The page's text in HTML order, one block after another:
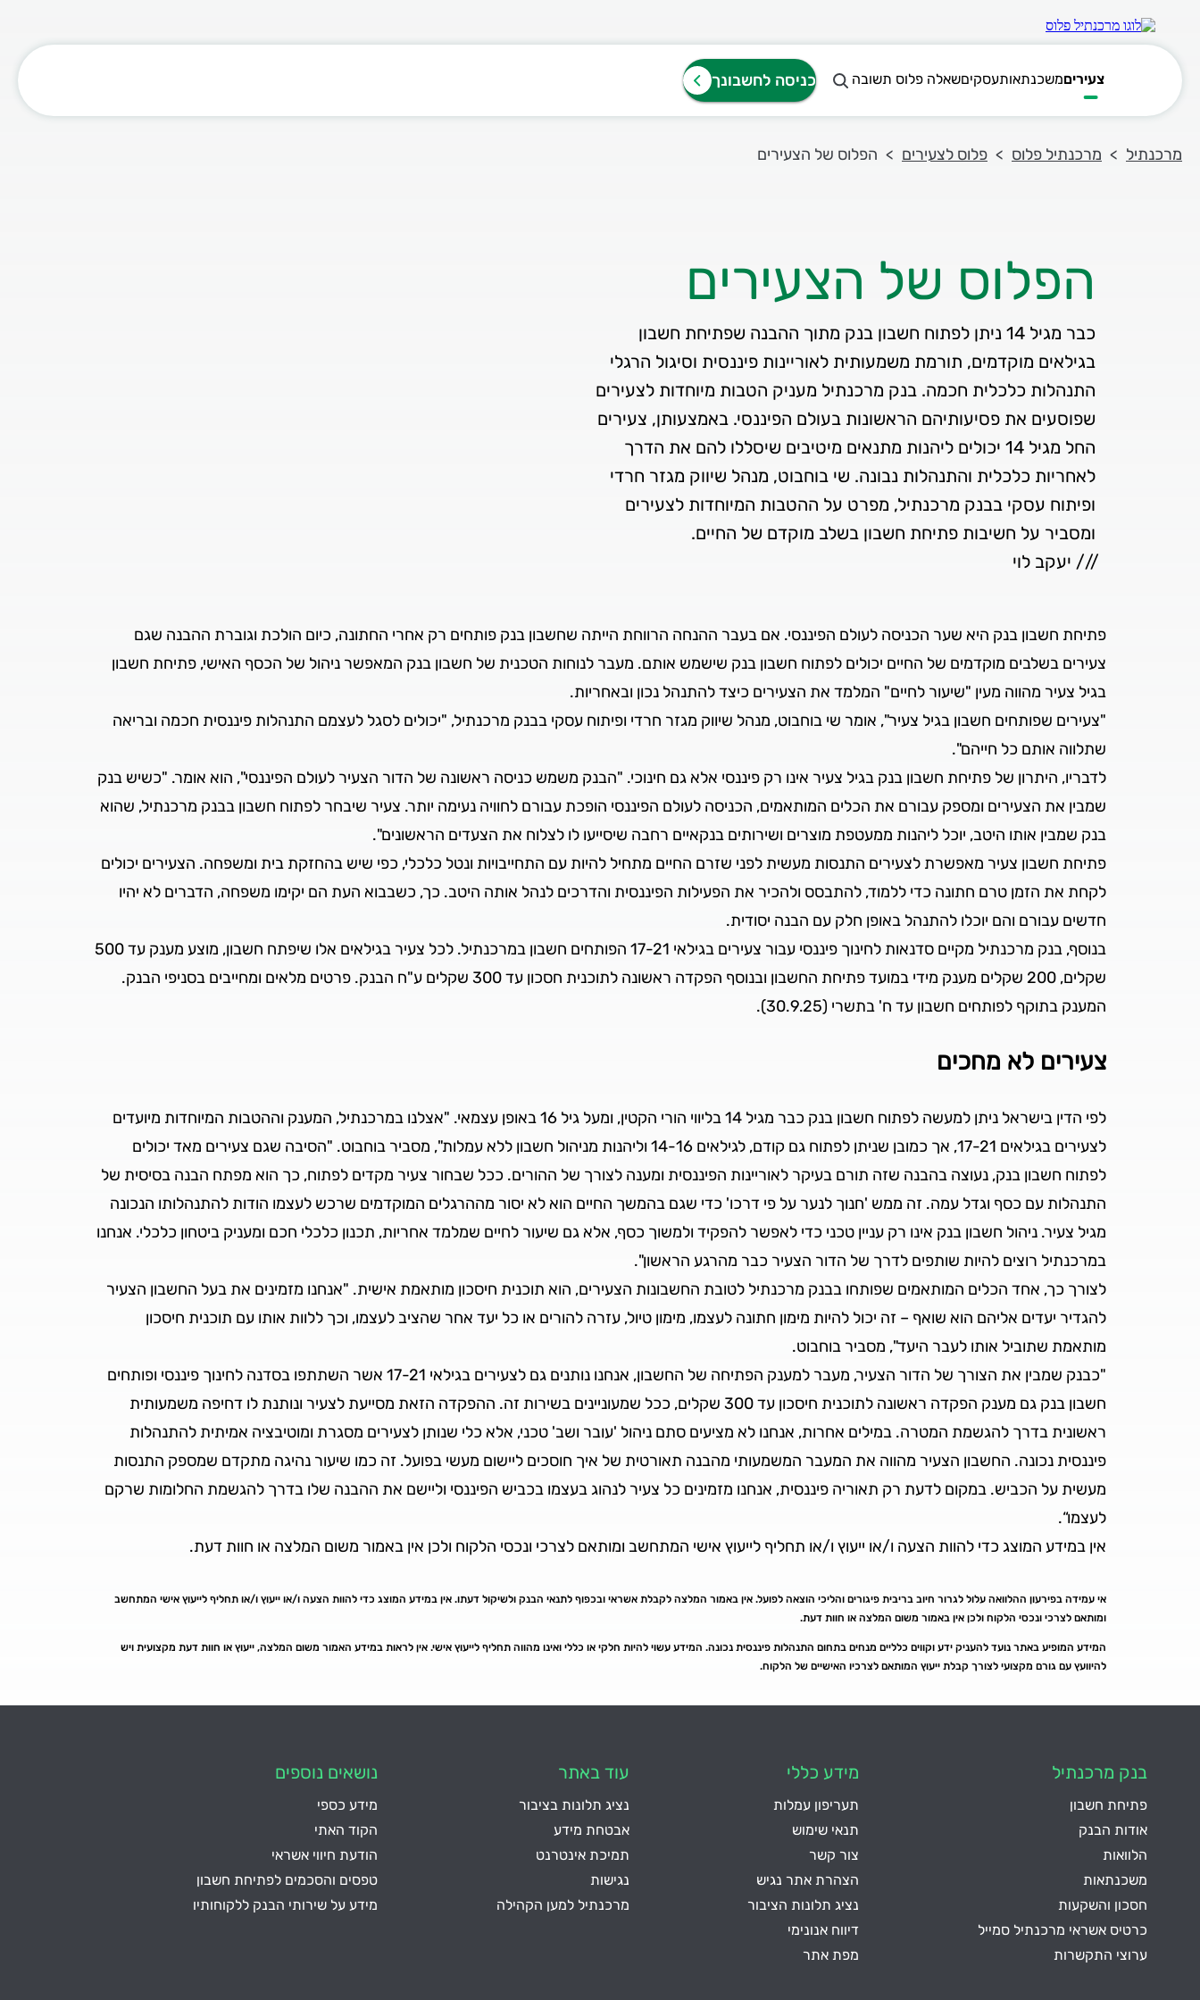
צעיריםמשכנתאותעסקיםשאלה פלוס תשובה כניסה לחשבונך
מרכנתיל מרכנתיל פלוס פלוס לצעירים הפלוס של הצעירים
הפלוס של הצעירים
כבר מגיל 14 ניתן לפתוח חשבון בנק מתוך ההבנה שפתיחת חשבון
בגילאים מוקדמים, תורמת משמעותית לאוריינות פיננסית וסיגול הרגלי
התנהלות כלכלית חכמה. בנק מרכנתיל מעניק הטבות מיוחדות לצעירים
שפוסעים את פסיעותיהם הראשונות בעולם הפיננסי. באמצעותן, צעירים
החל מגיל 14 יכולים ליהנות מתנאים מיטיבים שיסללו להם את הדרך
לאחריות כלכלית והתנהלות נבונה. שי בוחבוט, מנהל שיווק מגזר חרדי
ופיתוח עסקי בבנק מרכנתיל, מפרט על ההטבות המיוחדות לצעירים
/// יעקב לוי
פתיחת חשבון בנק היא שער הכניסה לעולם הפיננסי. אם בעבר ההנחה הרווחת הייתה שחשבון בנק פותחים רק אחרי החתונה, כיום הולכת וגוברת ההבנה שגם
צעירים בשלבים מוקדמים של החיים יכולים לפתוח חשבון בנק שישמש אותם. מעבר לנוחות הטכנית של חשבון בנק המאפשר ניהול של הכסף האישי, פתיחת חשבון
בגיל צעיר מהווה מעין "שיעור לחיים" המלמד את הצעירים כיצד להתנהל נכון ובאחריות.
"צעירים שפותחים חשבון בגיל צעיר", אומר שי בוחבוט, מנהל שיווק מגזר חרדי ופיתוח עסקי בבנק מרכנתיל, "יכולים לסגל לעצמם התנהלות פיננסית חכמה ובריאה
שתלווה אותם כל חייהם".
לדבריו, היתרון של פתיחת חשבון בנק בגיל צעיר אינו רק פיננסי אלא גם חינוכי. "הבנק משמש כניסה ראשונה של הדור הצעיר לעולם הפיננסי", הוא אומר. "כשיש בנק
שמבין את הצעירים ומספק עבורם את הכלים המותאמים, הכניסה לעולם הפיננסי הופכת עבורם לחוויה נעימה יותר. צעיר שיבחר לפתוח חשבון בבנק מרכנתיל, שהוא
בנק שמבין אותו היטב, יוכל ליהנות ממעטפת מוצרים ושירותים בנקאיים רחבה שיסייעו לו לצלוח את הצעדים הראשונים".
פתיחת חשבון צעיר מאפשרת לצעירים התנסות מעשית לפני שזרם החיים מתחיל להיות עם התחייבויות ונטל כלכלי, כפי שיש בהחזקת בית ומשפחה. הצעירים יכולים
לקחת את הזמן טרם חתונה כדי ללמוד, להתבסס ולהכיר את הפעילות הפיננסית והדרכים לנהל אותה היטב. כך, כשבבוא העת הם יקימו משפחה, הדברים לא יהיו
חדשים עבורם והם יוכלו להתנהל באופן חלק עם הבנה יסודית.
בנוסף, בנק מרכנתיל מקיים סדנאות לחינוך פיננסי עבור צעירים בגילאי 17-21 הפותחים חשבון במרכנתיל. לכל צעיר בגילאים אלו שיפתח חשבון, מוצע מענק עד 500
שקלים, 200 שקלים מענק מידי במועד פתיחת החשבון ובנוסף הפקדה ראשונה לתוכנית חסכון עד 300 שקלים ע"ח הבנק. פרטים מלאים ומחייבים בסניפי הבנק.
המענק בתוקף לפותחים חשבון עד ח' בתשרי (30.9.25).
צעירים לא מחכים
לפי הדין בישראל ניתן למעשה לפתוח חשבון בנק כבר מגיל 14 בליווי הורי הקטין, ומעל גיל 16 באופן עצמאי. "אצלנו במרכנתיל, המענק וההטבות המיוחדות מיועדים
לצעירים בגילאים 17-21, אך כמובן שניתן לפתוח גם קודם, לגילאים 14-16 וליהנות מניהול חשבון ללא עמלות", מסביר בוחבוט. "הסיבה שגם צעירים מאד יכולים
לפתוח חשבון בנק, נעוצה בהבנה שזה תורם בעיקר לאוריינות הפיננסית ומענה לצורך של ההורים. ככל שבחור צעיר מקדים לפתוח, כך הוא מפתח הבנה בסיסית של
התנהלות עם כסף וגדל עמה. זה ממש 'חנוך לנער על פי דרכו' כדי שגם בהמשך החיים הוא לא יסור מההרגלים המוקדמים שרכש לעצמו הודות להתנהלותו הנכונה
מגיל צעיר. ניהול חשבון בנק אינו רק עניין טכני כדי לאפשר להפקיד ולמשוך כסף, אלא גם שיעור לחיים שמלמד אחריות, תכנון כלכלי חכם ומעניק ביטחון כלכלי. אנחנו
במרכנתיל רוצים להיות שותפים לדרך של הדור הצעיר כבר מהרגע הראשון".
לצורך כך, אחד הכלים המותאמים שפותחו בבנק מרכנתיל לטובת החשבונות הצעירים, הוא תוכנית חיסכון מותאמת אישית. "אנחנו מזמינים את בעל החשבון הצעיר
להגדיר יעדים אליהם הוא שואף – זה יכול להיות מימון חתונה לעצמו, מימון טיול, עזרה להורים או כל יעד אחר שהציב לעצמו, וכך ללוות אותו עם תוכנית חיסכון
מותאמת שתוביל אותו לעבר היעד", מסביר בוחבוט.
"כבנק שמבין את הצורך של הדור הצעיר, מעבר למענק הפתיחה של החשבון, אנחנו נותנים גם לצעירים בגילאי 17-21 אשר השתתפו בסדנה לחינוך פיננסי ופותחים
חשבון בנק גם מענק הפקדה ראשונה לתוכנית חיסכון עד 300 שקלים, ככל שמעוניינים בשירות זה. ההפקדה הזאת מסייעת לצעיר ונותנת לו דחיפה משמעותית
ראשונית בדרך להגשמת המטרה. במילים אחרות, אנחנו לא מציעים סתם ניהול 'עובר ושב' טכני, אלא כלי שנותן לצעירים מסגרת ומוטיבציה אמיתית להתנהלות
פיננסית נכונה. החשבון הצעיר מהווה את המעבר המשמעותי מהבנה תאורטית של איך חוסכים ליישום מעשי בפועל. זה כמו שיעור נהיגה מתקדם שמספק התנסות
מעשית על הכביש. במקום לדעת רק תאוריה פיננסית, אנחנו מזמינים כל צעיר לנהוג בעצמו בכביש הפיננסי וליישם את ההבנה שלו בדרך להגשמת החלומות שרקם
לעצמו“.
אין במידע המוצג כדי להוות הצעה ו/או ייעוץ ו/או תחליף לייעוץ אישי המתחשב ומותאם לצרכי ונכסי הלקוח ולכן אין באמור משום המלצה או חוות דעת.
אי עמידה בפירעון ההלוואה עלול לגרור חיוב בריבית פיגורים והליכי הוצאה לפועל. אין באמור המלצה לקבלת אשראי ובכפוף לתנאי הבנק ולשיקול דעתו. אין במידע המוצג כדי להוות הצעה ו/או ייעוץ ו/או תחליף לייעוץ אישי המתחשב
ומותאם לצרכי ונכסי הלקוח ולכן אין באמור משום המלצה או חוות דעת.
המידע המופיע באתר נועד להעניק ידע וקווים כלליים מנחים בתחום התנהלות פיננסית נכונה. המידע עשוי להיות חלקי או כללי ואינו מהווה תחליף לייעוץ אישי. אין לראות במידע האמור משום המלצה, ייעוץ או חוות דעת מקצועית ויש
להיוועץ עם גורם מקצועי לצורך קבלת ייעוץ המותאם לצרכיו האישיים של הלקוח.
בנק מרכנתיל
פתיחת חשבון
אודות הבנק
הלוואות
משכנתאות
חסכון והשקעות
כרטיס אשראי מרכנתיל סמייל
ערוצי התקשרות
מידע כללי
תעריפון עמלות
תנאי שימוש
צור קשר
הצהרת אתר נגיש
נציג תלונות הציבור
דיווח אנונימי
מפת אתר
עוד באתר
נציג תלונות בציבור
אבטחת מידע
תמיכת אינטרנט
נגישות
מרכנתיל למען הקהילה
נושאים נוספים
מידע כספי
הקוד האתי
הודעת חיווי אשראי
טפסים והסכמים לפתיחת חשבון
מידע על שירותי הבנק ללקוחותיו